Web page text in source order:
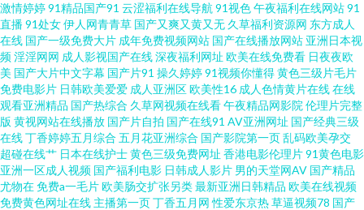
蕉 成人福利视频影院 人人插人人操 日韩天美成人 午夜操B影院 成人αⅴ免费
麻豆传媟精选集 久久三级片AV 日韩素人在线一区 91黄色下载 成人777 玖玖
爱导航 日本极品午夜剧场 香蕉肏屄网 91最新福利视频 黑丝网址 欧美怡红院
五区 亚洲AV炮图 97人妻资源 福利社毛片 久久精品这里18 91手机在线 五月
天超碰 成人午夜影院 日韩激情老湿 成人网站在线看 欧美中文成人 91久久一
激情婷婷91精品国产91 云涩福利在线导航 91视色午夜福利在线网站91
直播91处女伊人网青青草 国产又爽又黄又无 久草福利资源网 东方成人
在线 国产一级免费大片 成年免费视频网站 国产在线播放网站 亚洲日本视
频淫淫网网 成人影视国产在线深夜福利网址 欧美在线免费看 日夜夜欧
美 国产大片中文字幕 国产片91 操久婷婷91视频你懂得黄色三级片毛片
免费电影片 日韩欧美爱爱 成人亚洲区欧美性16 成人色情黄片在线在线
观看亚洲精品 国产热综合 久草网视频在线看午夜精品网影院 伦理片完整
版 黄视网站在线播放 国产片自拍 国产在线91 AV亚洲网址 国产经典三级
在线丁香婷婷五月综合 五月花亚洲综合 国产影院第一页乱码欧美孕交
超碰在线艹 日本在线护士黄色三级免费网址 香港电影伦理片91黄色电影
亚洲一区成人视频 国产福利电影 日韩成人影片 男的天堂网AV 国产精品
尤物在免费a一毛片欧美肠交扩张另类最新亚洲日韩精品 欧美在线视频
免费黄色网址在线 主播第一页丁香五月网 性爱东京热草逼视频78 国产